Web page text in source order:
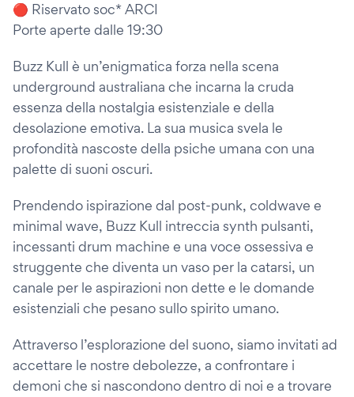
🔴 Riservato soc* ARCI
Porte aperte dalle 19:30
Buzz Kull è un’enigmatica forza nella scena
underground australiana che incarna la cruda
essenza della nostalgia esistenziale e della
desolazione emotiva. La sua musica svela le
profondità nascoste della psiche umana con una
palette di suoni oscuri.
Prendendo ispirazione dal post-punk, coldwave e
minimal wave, Buzz Kull intreccia synth pulsanti,
incessanti drum machine e una voce ossessiva e
struggente che diventa un vaso per la catarsi, un
canale per le aspirazioni non dette e le domande
esistenziali che pesano sullo spirito umano.
Attraverso l’esplorazione del suono, siamo invitati ad
accettare le nostre debolezze, a confrontare i
demoni che si nascondono dentro di noi e a trovare